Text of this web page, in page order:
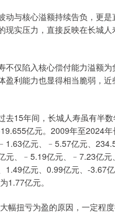
与核心溢额持续告负，更是
现实压力，直接反映在长城人
仅陷入核心偿付能力溢额为
盈利能力也显得相当脆弱，近
15年间，长城人寿虽有半数
亿元。2009年至2024年
亿元、﹣5.57亿元、
元、﹣5.19亿元、﹣7.23亿元
1.49亿元、0.99亿元、-3.67亿
1.77亿元。
扭亏为盈的原因，一定程度